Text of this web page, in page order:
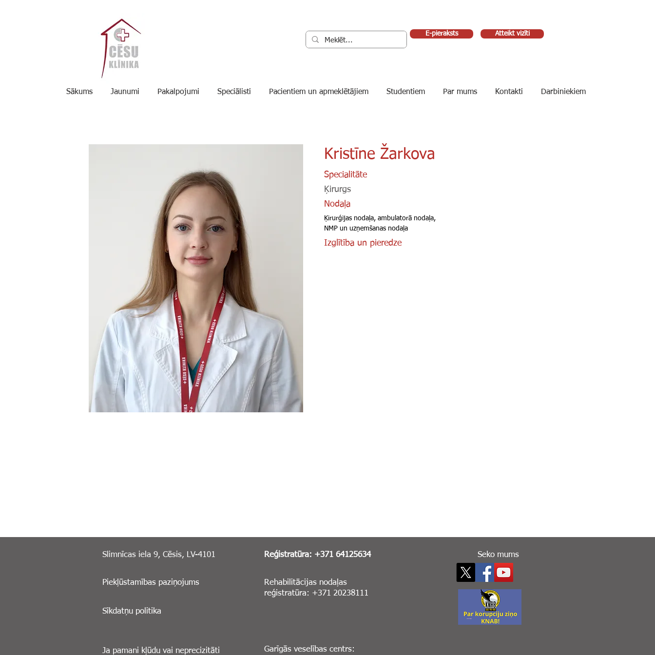
E-pieraksts Atteikt vizīti
Sākums Jaunumi Pakalpojumi Speciālisti Pacientiem un apmeklētājiem Studentiem Par mums Kontakti Darbiniekiem
Kristīne Žarkova
Specialitāte
Ķirurgs
Nodaļa
Ķirurģijas nodaļa, ambulatorā nodaļa,
NMP un uzņemšanas nodaļa
Izglītība un pieredze
Slimnīcas iela 9, Cēsis, LV-4101 Reģistratūra: +371 64125634
Piekļūstamības paziņojums
Sīkdatņu politika
Rehabilitācijas nodaļas
reģistratūra: +371 20238111
Ja pamani kļūdu vai neprecizitāti Garīgās veselības centrs:
Seko mums